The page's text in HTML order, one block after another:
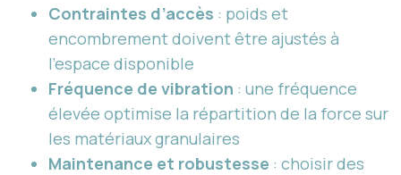
Contraintes d’accès : poids et
encombrement doivent être ajustés à
l’espace disponible
Fréquence de vibration : une fréquence
élevée optimise la répartition de la force sur
les matériaux granulaires
Maintenance et robustesse : choisir des